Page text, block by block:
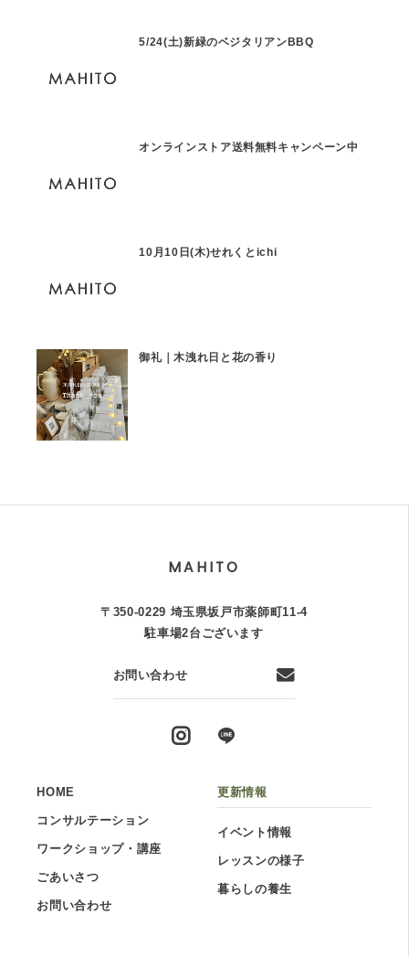
5/24(土)新緑のベジタリアンBBQ
オンラインストア送料無料キャンペーン中
10月10日(木)せれくとichi
御礼｜木洩れ日と花の香り
MAHITO
〒350-0229 埼玉県坂戸市薬師町11-4
駐車場2台ございます
お問い合わせ
HOME
コンサルテーション
ワークショップ・講座
ごあいさつ
お問い合わせ
更新情報
イベント情報
レッスンの様子
暮らしの養生